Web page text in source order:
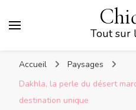
Tout sur
Accueil
Paysages
Dakhla, la perle du désert
destination unique